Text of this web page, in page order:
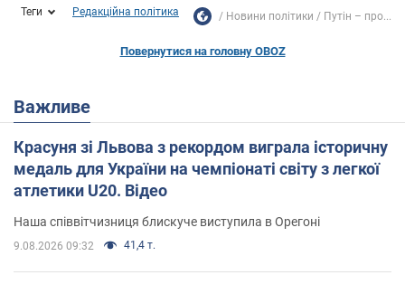
Теги Редакційна політика Новини політики Путін – про...
Повернутися на головну OBOZ
Важливе
Красуня зі Львова з рекордом виграла історичну
медаль для України на чемпіонаті світу з легкої
атлетики U20. Відео
Наша співвітчизниця блискуче виступила в Орегоні
9.08.2026 09:32 41,4 т.